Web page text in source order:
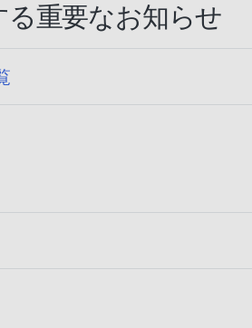
る重要なお知らせ